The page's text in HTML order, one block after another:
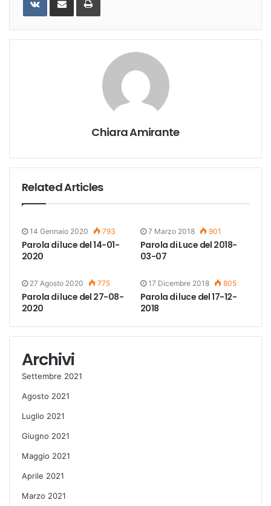
Email
Chiara Amirante
Related Articles
14 Gennaio 2020 793
Parola di luce del 14-01-
2020
7 Marzo 2018 901
Parola di Luce del 2018-
03-07
27 Agosto 2020 775
Parola di luce del 27-08-
2020
17 Dicembre 2018 805
Parola di luce del 17-12-
2018
Archivi
Settembre 2021
Agosto 2021
Luglio 2021
Giugno 2021
Maggio 2021
Aprile 2021
Marzo 2021